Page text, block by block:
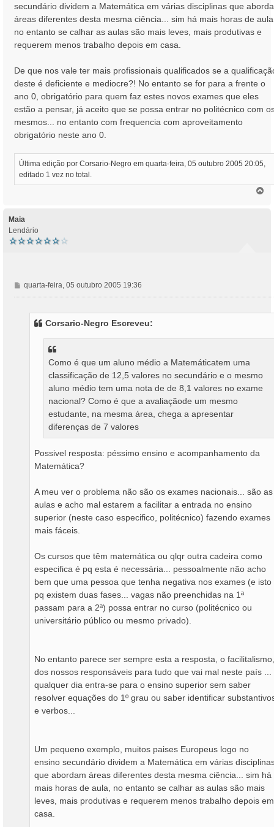
secundário dividem a Matemática em várias disciplinas que
áreas diferentes desta mesma ciência... sim há mais horas de
no entanto se calhar as aulas são mais leves, mais produtivas e
requerem menos trabalho depois em casa.
De que nos vale ter mais profissionais qualificados se a
deste é deficiente e mediocre?! No entanto se for para a frente o
ano 0, obrigatório para quem faz estes novos exames que eles
estão a pensar, já aceito que se possa entrar no politécnico com
mesmos... no entanto com frequencia com aproveitamento
obrigatório neste ano 0.
Última edição por Corsario-Negro em quarta-feira, 05 outubro 2005 20:05,
editado 1 vez no total.
Maia
Lendário
M
e
quarta-feira, 05 outubro 2005 19:36
Corsario-Negro Escreveu:
Como é que um aluno médio a Matemáticatem uma
classificação de 12,5 valores no secundário e o mesmo
aluno médio tem uma nota de de 8,1 valores no exame
nacional? Como é que a avaliaçãode um mesmo
estudante, na mesma área, chega a apresentar
diferenças de 7 valores
Possivel resposta: péssimo ensino e acompanhamento da
Matemática?
A meu ver o problema não são os exames nacionais... são as
aulas e acho mal estarem a facilitar a entrada no ensino
superior (neste caso especifico, politécnico) fazendo exames
mais fáceis.
Os cursos que têm matemática ou qlqr outra cadeira como
especifica é pq esta é necessária... pessoalmente não acho
bem que uma pessoa que tenha negativa nos exames (e isto
pq existem duas fases... vagas não preenchidas na 1ª
passam para a 2ª) possa entrar no curso (politécnico ou
universitário público ou mesmo privado).
No entanto parece ser sempre esta a resposta, o facilitalismo,
dos nossos responsáveis para tudo que vai mal neste país ...
qualquer dia entra-se para o ensino superior sem saber
resolver equações do 1º grau ou saber identificar
e verbos...
Um pequeno exemplo, muitos paises Europeus logo no
ensino secundário dividem a Matemática em várias
que abordam áreas diferentes desta mesma ciência... sim há
mais horas de aula, no entanto se calhar as aulas são mais
leves, mais produtivas e requerem menos trabalho depois em
casa.